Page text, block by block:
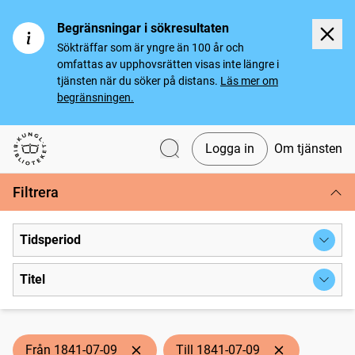
Begränsningar i sökresultaten
Sökträffar som är yngre än 100 år och
omfattas av upphovsrätten visas inte längre i
tjänsten när du söker på distans. Läs mer om
begränsningen.
Svenska tidningar
Logga in Om tjänsten
Filtrera
Tidsperiod
Titel
Från 1841-07-09 Till 1841-07-09